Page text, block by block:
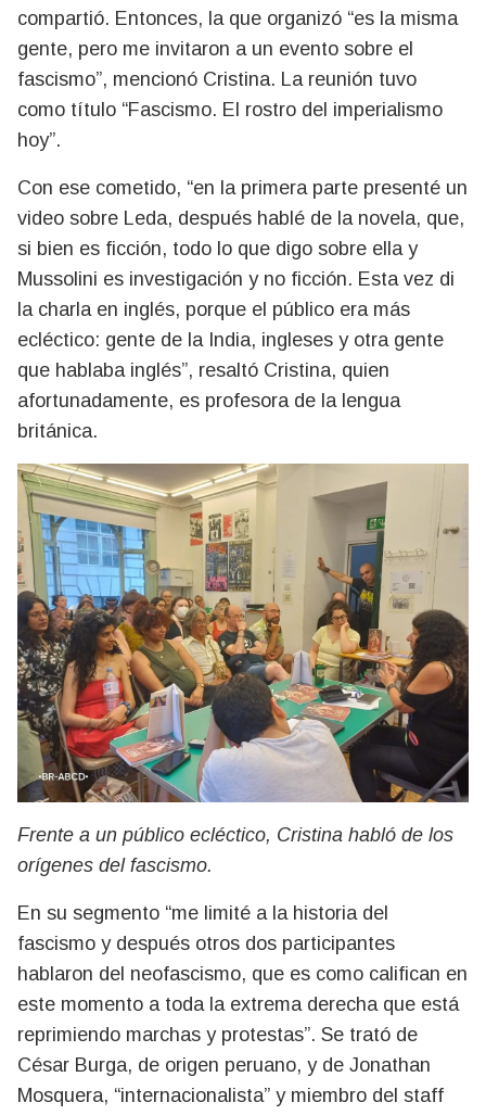
compartió. Entonces, la que organizó “es la misma
gente, pero me invitaron a un evento sobre el
fascismo”, mencionó Cristina. La reunión tuvo
como título “Fascismo. El rostro del imperialismo
hoy”.
Con ese cometido, “en la primera parte presenté un
video sobre Leda, después hablé de la novela, que,
si bien es ficción, todo lo que digo sobre ella y
Mussolini es investigación y no ficción. Esta vez di
la charla en inglés, porque el público era más
ecléctico: gente de la India, ingleses y otra gente
que hablaba inglés”, resaltó Cristina, quien
afortunadamente, es profesora de la lengua
británica.
Frente a un público ecléctico, Cristina habló de los
orígenes del fascismo.
En su segmento “me limité a la historia del
fascismo y después otros dos participantes
hablaron del neofascismo, que es como califican en
este momento a toda la extrema derecha que está
reprimiendo marchas y protestas”. Se trató de
César Burga, de origen peruano, y de Jonathan
Mosquera, “internacionalista” y miembro del staff